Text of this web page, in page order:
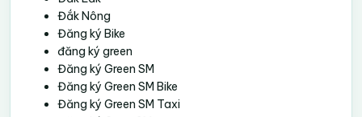
Đắk Nông
Đăng ký Bike
đăng ký green
Đăng ký Green SM
Đăng ký Green SM Bike
Đăng ký Green SM Taxi